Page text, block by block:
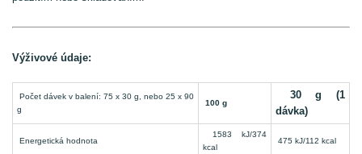
Výživové údaje:
Počet dávek v balení: 75 x 30 g, nebo 25 x 90
g
100 g
30 g (1
dávka)
Energetická hodnota
1583 kJ/374
kcal
475 kJ/112 kcal